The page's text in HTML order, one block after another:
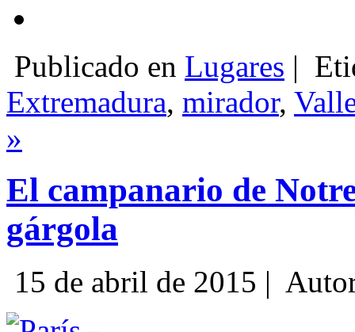
Publicado en Lugares |
Extremadura, mirador,
»
El campanario de
gárgola
15 de abril de 2015 |